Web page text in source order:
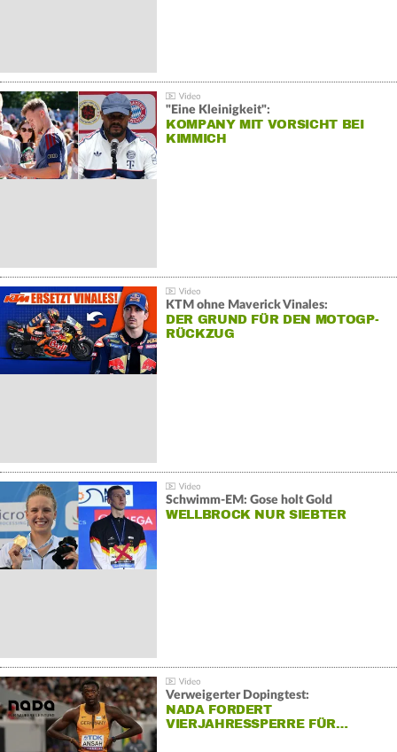
"Eine Kleinigkeit":
KOMPANY MIT VORSICHT BEI
KIMMICH
KTM ohne Maverick Vinales:
DER GRUND FÜR DEN MOTOGP-
RÜCKZUG
Schwimm-EM: Gose holt Gold
WELLBROCK NUR SIEBTER
Verweigerter Dopingtest:
NADA FORDERT
VIERJAHRESSPERRE FÜR…